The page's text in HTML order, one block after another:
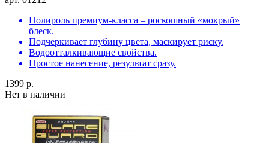
Полироль премиум-класса – роскошный «мокрый»
блеск.
Подчеркивает глубину цвета, маскирует риску.
Водоотталкивающие свойства.
Простое нанесение, результат сразу.
1399 р.
Нет в наличии